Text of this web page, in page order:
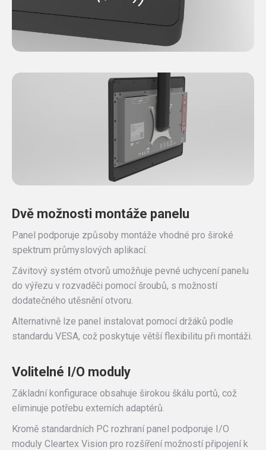
Dvě možnosti montáže panelu
Panel podporuje způsoby montáže vhodné pro široké
spektrum průmyslových aplikací.
Závitový systém otvorů umožňuje pevné uchycení panelu
do výřezu v rozvaděči pomocí šroubů, s možností
dodatečného utěsnění otvoru.
Alternativně lze panel instalovat pomocí držáků podle
standardu VESA, což poskytuje větší flexibilitu při montáži.
Volitelné I/O moduly
Základní konfigurace obsahuje širokou škálu portů, což
eliminuje potřebu externích adaptérů.
Kromě standardních PC rozhraní panel podporuje I/O
moduly Cleartex Vision pro rozšíření možností připojení k